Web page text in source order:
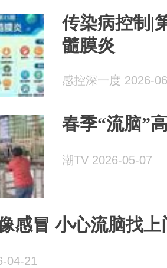
传染病控制|
髓膜炎
感控深一度 2026-
春季“流脑”
潮TV 2026-05-07
感冒 小心流脑找上
04-21